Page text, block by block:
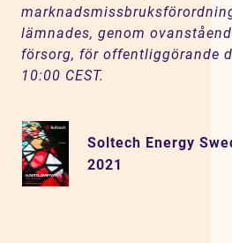
lämnades, genom
försorg, för offentliggörande
10:00 CEST.
Soltech Energy
2021